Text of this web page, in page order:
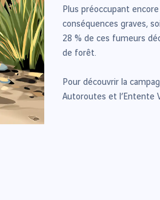
Plus préoccupant
conséquences graves,
28 % de ces fumeurs
de forêt.
Pour découvrir la
Autoroutes et l’Entente